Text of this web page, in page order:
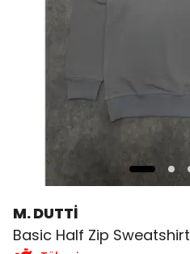
M. DUTTİ
Basic Half Zip Sweatshirt